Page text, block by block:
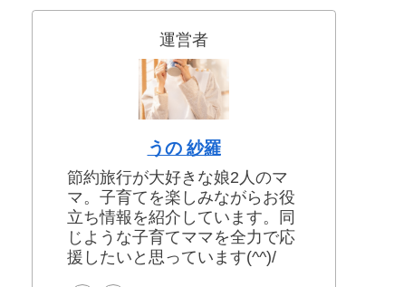
運営者
うの 紗羅
節約旅行が大好きな娘2人のマ
マ。子育てを楽しみながらお役
立ち情報を紹介しています。同
じような子育てママを全力で応
援したいと思っています(^^)/